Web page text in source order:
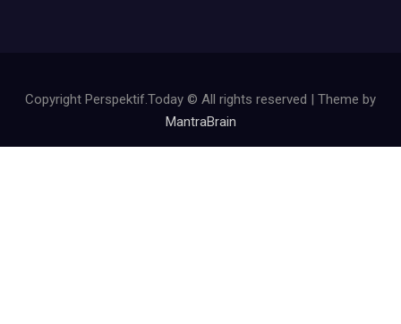
Copyright Perspektif.Today © All rights reserved | Theme by
MantraBrain